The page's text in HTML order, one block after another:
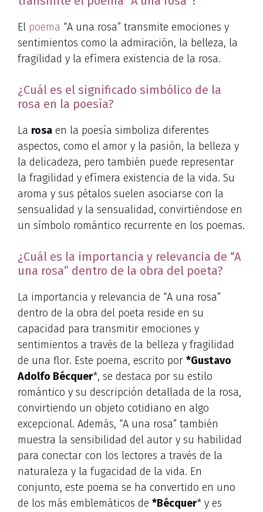
El poema “A una rosa” transmite emociones y
sentimientos como la admiración, la belleza, la
fragilidad y la efímera existencia de la rosa.
¿Cuál es el significado simbólico de la
rosa en la poesía?
La rosa en la poesía simboliza diferentes
aspectos, como el amor y la pasión, la belleza y
la delicadeza, pero también puede representar
la fragilidad y efímera existencia de la vida. Su
aroma y sus pétalos suelen asociarse con la
sensualidad y la sensualidad, convirtiéndose en
un símbolo romántico recurrente en los poemas.
¿Cuál es la importancia y relevancia de “A
una rosa” dentro de la obra del poeta?
La importancia y relevancia de “A una rosa”
dentro de la obra del poeta reside en su
capacidad para transmitir emociones y
sentimientos a través de la belleza y fragilidad
de una flor. Este poema, escrito por *Gustavo
Adolfo Bécquer*, se destaca por su estilo
romántico y su descripción detallada de la rosa,
convirtiendo un objeto cotidiano en algo
excepcional. Además, “A una rosa” también
muestra la sensibilidad del autor y su habilidad
para conectar con los lectores a través de la
naturaleza y la fugacidad de la vida. En
conjunto, este poema se ha convertido en uno
de los más emblemáticos de *Bécquer* y es